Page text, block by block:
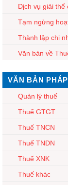
Dịch vụ giải thể
Tạm ngừng
Thành lập chi
Văn bản về
VĂN BẢN
Quản lý thuế
Thuế GTGT
Thuế TNCN
Thuế TNDN
Thuế XNK
Thuế khác